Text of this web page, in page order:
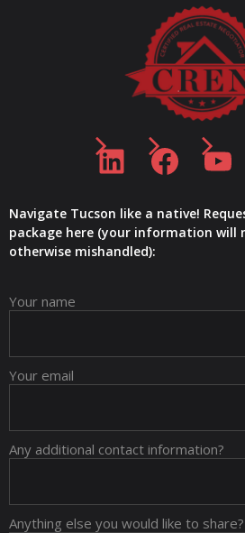
Navigate Tucson like a native!
package here (your information will
otherwise mishandled):
Your name
Your email
Any additional contact information?
Anything else you would like to share?